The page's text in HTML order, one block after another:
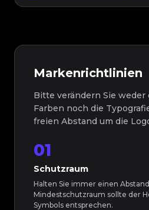
Markenrichtlinien
Bitte verändern Sie weder
Farben noch die
freien Abstand um die
01
Schutzraum
Halten Sie immer einen
Mindestschutzraum sollte der
Symbols entsprechen.